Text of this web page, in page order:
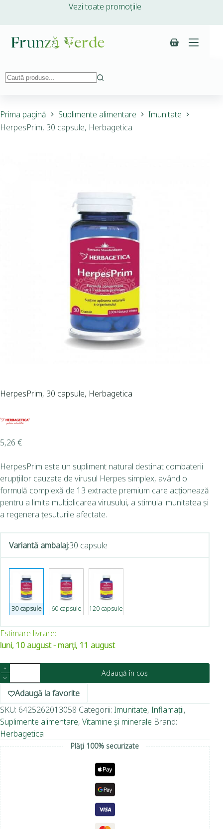
Vezi toate promoțiile
Prima pagină Suplimente alimentare
Imunitate
HerpesPrim, 30 capsule, Herbagetica
HerpesPrim, 30 capsule, Herbagetica
5,26 €
HerpesPrim este un supliment natural destinat combaterii
erupțiilor cauzate de virusul Herpes simplex, având o
formulă complexă de 13 extracte premium care acționează
pentru a limita multiplicarea virusului, a stimula imunitatea și
a regenera țesuturile afectate.
Variantă ambalaj:30 capsule
30 capsule 60 capsule 120 capsule
Estimare livrare:
luni, 10 august - marți, 11 august
Adaugă în coș
Adaugă la favorite
SKU: 6425262013058 Categorii: Imunitate, Inflamații,
Suplimente alimentare, Vitamine și minerale Brand:
Herbagetica
Plăți 100% securizate